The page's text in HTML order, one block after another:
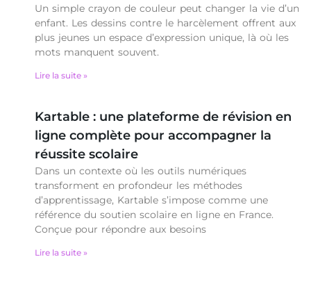
Un simple crayon de couleur peut changer la vie d’un
enfant. Les dessins contre le harcèlement offrent aux
plus jeunes un espace d’expression unique, là où les
mots manquent souvent.
Lire la suite »
Kartable : une plateforme de révision en
ligne complète pour accompagner la
réussite scolaire
Dans un contexte où les outils numériques
transforment en profondeur les méthodes
d’apprentissage, Kartable s’impose comme une
référence du soutien scolaire en ligne en France.
Conçue pour répondre aux besoins
Lire la suite »